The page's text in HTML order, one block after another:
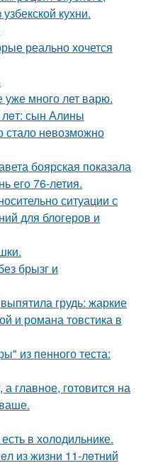
кухни.
реально хочется
уже много лет варю.
сын Алины
стало нeвозможно
боярская показала
его 76-летия.
ситуации с
для блогеров и
брызг и
грудь: жаркие
и романа товстика в
из пенного теста:
главное, готовится на
в холодильнике.
из жизни 11-лeтний